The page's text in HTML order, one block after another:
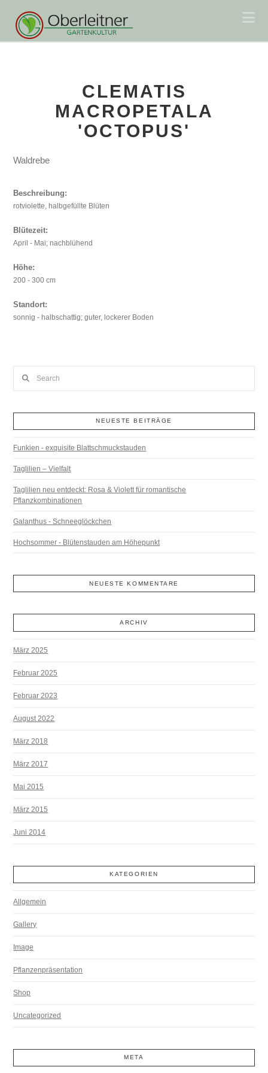
CLEMATIS
MACROPETALA
'OCTOPUS'
Waldrebe
Beschreibung:
rotviolette, halbgefüllte Blüten
Blütezeit:
April - Mai; nachblühend
Höhe:
200 - 300 cm
Standort:
sonnig - halbschattig; guter, lockerer Boden
NEUESTE BEITRÄGE
Funkien - exquisite Blattschmuckstauden
Taglilien – Vielfalt
Taglilien neu entdeckt: Rosa & Violett für romantische
Pflanzkombinationen
Galanthus - Schneeglöckchen
Hochsommer - Blütenstauden am Höhepunkt
NEUESTE KOMMENTARE
ARCHIV
März 2025
Februar 2025
Februar 2023
August 2022
März 2018
März 2017
Mai 2015
März 2015
Juni 2014
KATEGORIEN
Allgemein
Gallery
Image
Pflanzenpräsentation
Shop
Uncategorized
META